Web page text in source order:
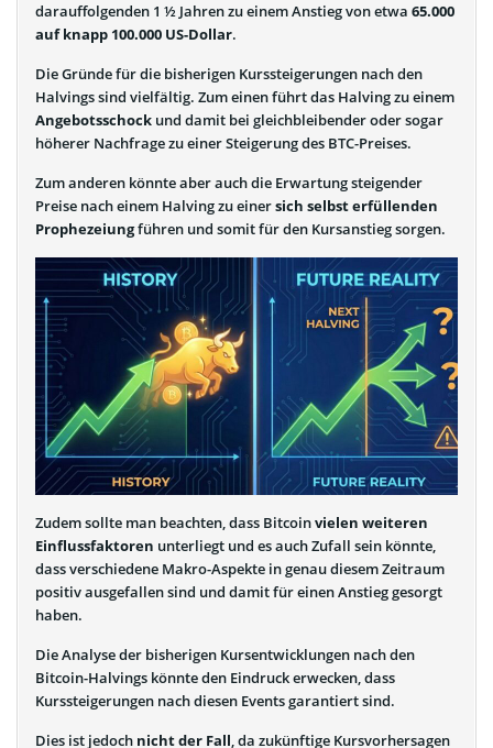
darauffolgenden 1 ½ Jahren zu einem Anstieg von etwa 65.000
auf knapp 100.000 US-Dollar.
Die Gründe für die bisherigen Kurssteigerungen nach den
Halvings sind vielfältig. Zum einen führt das Halving zu einem
Angebotsschock und damit bei gleichbleibender oder sogar
höherer Nachfrage zu einer Steigerung des BTC-Preises.
Zum anderen könnte aber auch die Erwartung steigender
Preise nach einem Halving zu einersich selbst erfüllenden
Prophezeiungführen und somit für den Kursanstieg sorgen.
Zudem sollte man beachten, dass Bitcoinvielen weiteren
Einflussfaktoren unterliegt und es auch Zufall sein könnte,
dass verschiedene Makro-Aspekte in genau diesem Zeitraum
positiv ausgefallen sind und damit für einen Anstieg gesorgt
haben.
Die Analyse der bisherigen Kursentwicklungen nach den
Bitcoin-Halvings könnte den Eindruck erwecken, dass
Kurssteigerungen nach diesen Events garantiert sind.
Dies ist jedoch nicht der Fall, da zukünftige Kursvorhersagen